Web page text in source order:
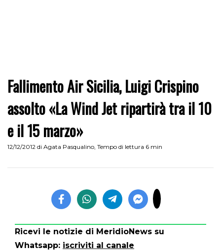
Fallimento Air Sicilia, Luigi Crispino
assolto «La Wind Jet ripartirà tra il 10
e il 15 marzo»
12/12/2012 di Agata Pasqualino, Tempo di lettura 6 min
Ricevi le notizie di MeridioNews su
Whatsapp: iscriviti al canale